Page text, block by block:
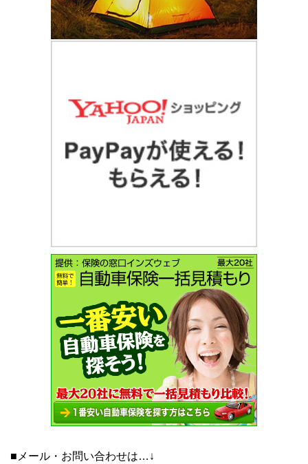
■メール・お問い合わせは…↓